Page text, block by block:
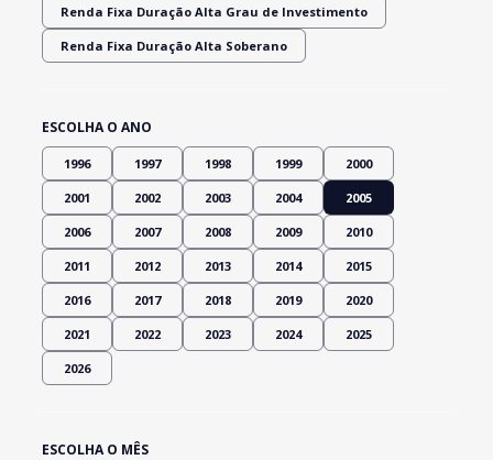
Renda Fixa Duração Alta Grau de Investimento
Renda Fixa Duração Alta Soberano
ESCOLHA O ANO
1996 1997 1998 1999 2000
2001 2002 2003 2004 2005
2006 2007 2008 2009 2010
2011 2012 2013 2014 2015
2016 2017 2018 2019 2020
2021 2022 2023 2024 2025
2026
ESCOLHA O MÊS